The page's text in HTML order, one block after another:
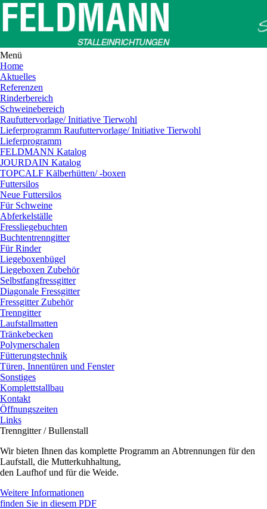
Menü
Home
Aktuelles
Referenzen
Rinderbereich
Schweinebereich
Raufuttervorlage/ Initiative Tierwohl
Lieferprogramm Raufuttervorlage/ Initiative Tierwohl
Lieferprogramm
FELDMANN Katalog
JOURDAIN Katalog
TOPCALF Kälberhütten/ -boxen
Futtersilos
Neue Futtersilos
Für Schweine
Abferkelställe
Fressliegebuchten
Buchtentrenngitter
Für Rinder
Liegeboxenbügel
Liegeboxen Zubehör
Selbstfangfressgitter
Diagonale Fressgitter
Fressgitter Zubehör
Trenngitter
Laufstallmatten
Tränkebecken
Polymerschalen
Fütterungstechnik
Türen, Innentüren und Fenster
Sonstiges
Komplettstallbau
Kontakt
Öffnungszeiten
Links
Trenngitter / Bullenstall
Wir bieten Ihnen das komplette Programm an Abtrennungen für den
Laufstall, die Mutterkuhhaltung,
den Laufhof und für die Weide.
Weitere Informationen
finden Sie in diesem PDF